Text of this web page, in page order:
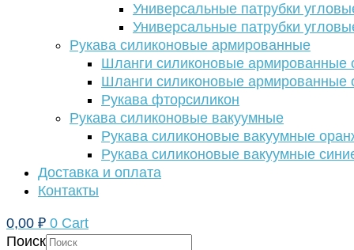
Универсальные патрубки
Универсальные патрубки
Рукава силиконовые армированные
Шланги силиконовые армированные
Шланги силиконовые армированные
Рукава фторсиликон
Рукава силиконовые вакуумные
Рукава силиконовые вакуумные
Рукава силиконовые вакуумные
Доставка и оплата
Контакты
0,00 ₽ 0 Cart
Поиск